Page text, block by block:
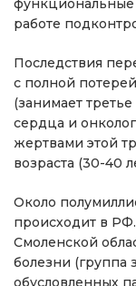
функциональные
работе
Последствия
с полной
(занимает
сердца и
жертвами этой
возраста (30-40
Около
происходит в
Смоленской
болезни (группа
обусловленных